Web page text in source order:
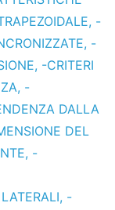
, -
, -
, -CRITERI
, -
DALLA
DEL
, -
, -